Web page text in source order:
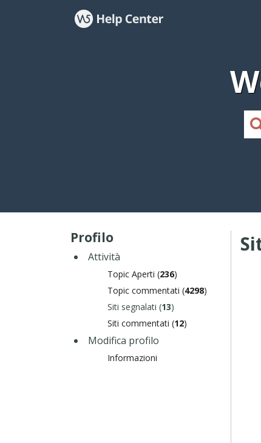
Profilo
Attività
Topic Aperti (236)
Topic commentati (4298)
Siti segnalati (13)
Siti commentati (12)
Modifica profilo
Informazioni